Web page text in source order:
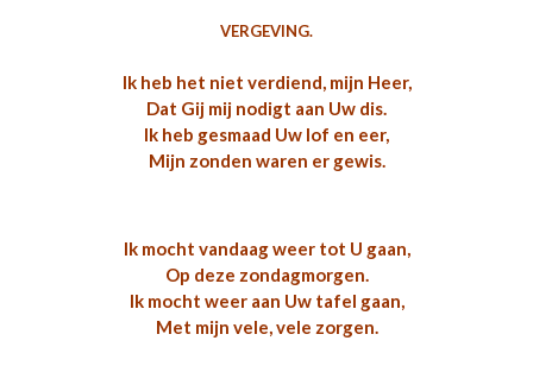
VERGEVING.
Ik heb het niet verdiend, mijn Heer,
Dat Gij mij nodigt aan Uw dis.
Ik heb gesmaad Uw lof en eer,
Mijn zonden waren er gewis.
Ik mocht vandaag weer tot U gaan,
Op deze zondagmorgen.
Ik mocht weer aan Uw tafel gaan,
Met mijn vele, vele zorgen.